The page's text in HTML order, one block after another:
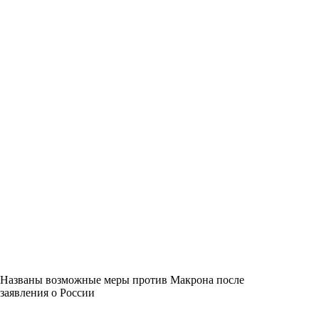
Названы возможные меры против Макрона после
заявления о России